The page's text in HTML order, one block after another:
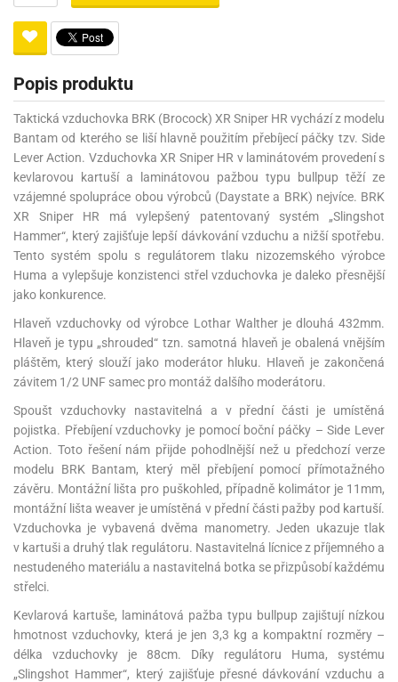
Popis produktu
Taktická vzduchovka BRK (Brocock) XR Sniper HR vychází z modelu
Bantam od kterého se liší hlavně použitím přebíjecí páčky tzv. Side
Lever Action. Vzduchovka XR Sniper HR v laminátovém provedení s
kevlarovou kartuší a laminátovou pažbou typu bullpup těží ze
vzájemné spolupráce obou výrobců (Daystate a BRK) nejvíce. BRK
XR Sniper HR má vylepšený patentovaný systém „Slingshot
Hammer“, který zajišťuje lepší dávkování vzduchu a nižší spotřebu.
Tento systém spolu s regulátorem tlaku nizozemského výrobce
Huma a vylepšuje konzistenci střel vzduchovka je daleko přesnější
jako konkurence.
Hlaveň vzduchovky od výrobce Lothar Walther je dlouhá 432mm.
Hlaveň je typu „shrouded“ tzn. samotná hlaveň je obalená vnějším
pláštěm, který slouží jako moderátor hluku. Hlaveň je zakončená
závitem 1/2 UNF samec pro montáž dalšího moderátoru.
Spoušt vzduchovky nastavitelná a v přední části je umístěná
pojistka. Přebíjení vzduchovky je pomocí boční páčky – Side Lever
Action. Toto řešení nám přijde pohodlnější než u předchozí verze
modelu BRK Bantam, který měl přebíjení pomocí přímotažného
závěru. Montážní lišta pro puškohled, případně kolimátor je 11mm,
montážní lišta weaver je umístěná v přední části pažby pod kartuší.
Vzduchovka je vybavená dvěma manometry. Jeden ukazuje tlak
v kartuši a druhý tlak regulátoru. Nastavitelná lícnice z příjemného a
nestudeného materiálu a nastavitelná botka se přizpůsobí každému
střelci.
Kevlarová kartuše, laminátová pažba typu bullpup zajištují nízkou
hmotnost vzduchovky, která je jen 3,3 kg a kompaktní rozměry –
délka vzduchovky je 88cm. Díky regulátoru Huma, systému
„Slingshot Hammer“, který zajišťuje přesné dávkování vzduchu a